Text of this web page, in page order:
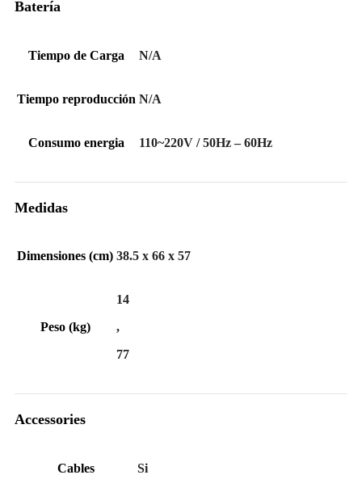
Batería
Tiempo de Carga N/A
Tiempo reproducción N/A
Consumo energia 110~220V / 50Hz – 60Hz
Medidas
Dimensiones (cm) 38.5 x 66 x 57
Peso (kg)
14
,
77
Accessories
Cables Si